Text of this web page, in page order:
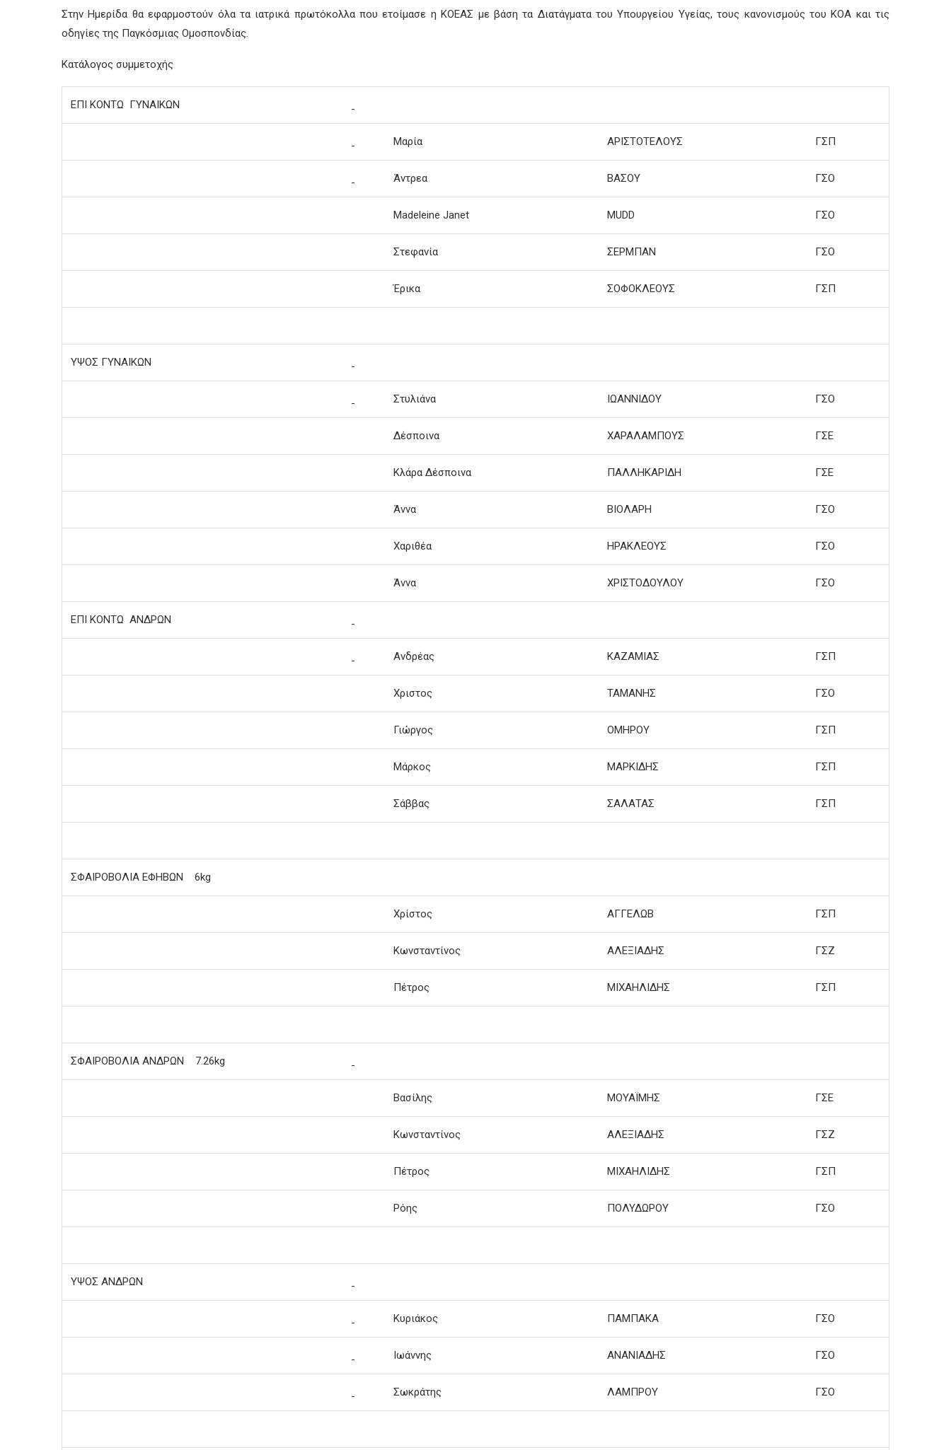
Στην Ημερίδα θα εφαρμοστούν όλα τα ιατρικά πρωτόκολλα που ετοίμασε η ΚΟΕΑΣ με βάση τα Διατάγματα του Υπουργείου Υγείας, τους κανονισμούς του ΚΟΑ και τις
οδηγίες της Παγκόσμιας Ομοσπονδίας.
Κατάλογος συμμετοχής
ΕΠΙ ΚΟΝΤΩ ΓΥΝΑΙΚΩΝ
Μαρία ΑΡΙΣΤΟΤΕΛΟΥΣ ΓΣΠ
Άντρεα ΒΑΣΟΥ ΓΣΟ
Madeleine Janet MUDD ΓΣΟ
Στεφανία ΣΕΡΜΠΑΝ ΓΣΟ
Έρικα ΣΟΦΟΚΛΕΟΥΣ ΓΣΠ
ΥΨΟΣ ΓΥΝΑΙΚΩΝ
Στυλιάνα ΙΩΑΝΝΙΔΟΥ ΓΣΟ
Δέσποινα ΧΑΡΑΛΑΜΠΟΥΣ ΓΣΕ
Κλάρα Δέσποινα ΠΑΛΛΗΚΑΡΙΔΗ ΓΣΕ
Άννα ΒΙΟΛΑΡΗ ΓΣΟ
Χαριθέα ΗΡΑΚΛΕΟΥΣ ΓΣΟ
Άννα ΧΡΙΣΤΟΔΟΥΛΟΥ ΓΣΟ
ΕΠΙ ΚΟΝΤΩ ΑΝΔΡΩΝ
Ανδρέας ΚΑΖΑΜΙΑΣ ΓΣΠ
Χριστος ΤΑΜΑΝΗΣ ΓΣΟ
Γιώργος ΟΜΗΡΟΥ ΓΣΠ
Μάρκος ΜΑΡΚΙΔΗΣ ΓΣΠ
Σάββας ΣΑΛΑΤΑΣ ΓΣΠ
ΣΦΑΙΡΟΒΟΛΙΑ ΕΦΗΒΩΝ 6kg
Χρίστος ΑΓΓΕΛΩΒ ΓΣΠ
Κωνσταντίνος ΑΛΕΞΙΑΔΗΣ ΓΣΖ
Πέτρος ΜΙΧΑΗΛΙΔΗΣ ΓΣΠ
ΣΦΑΙΡΟΒΟΛΙΑ ΑΝΔΡΩΝ 7.26kg
Βασίλης ΜΟΥΑΪΜΗΣ ΓΣΕ
Κωνσταντίνος ΑΛΕΞΙΑΔΗΣ ΓΣΖ
Πέτρος ΜΙΧΑΗΛΙΔΗΣ ΓΣΠ
Ρόης ΠΟΛΥΔΩΡΟΥ ΓΣΟ
ΥΨΟΣ ΑΝΔΡΩΝ
Κυριάκος ΠΑΜΠΑΚΑ ΓΣΟ
Ιωάννης ΑΝΑΝΙΑΔΗΣ ΓΣΟ
Σωκράτης ΛΑΜΠΡΟΥ ΓΣΟ